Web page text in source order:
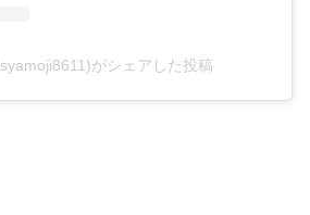
がシェアした投稿